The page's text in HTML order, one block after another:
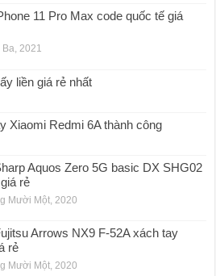
11 Pro Max code quốc tế giá
2021
liền giá rẻ nhất
Xiaomi Redmi 6A thành công
Aquos Zero 5G basic DX SHG02
rẻ
Mười Một, 2020
Arrows NX9 F-52A xách tay
rẻ
Mười Một, 2020